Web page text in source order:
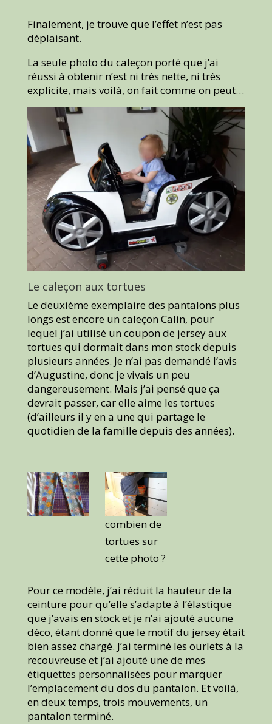
Finalement, je trouve que l’effet n’est pas
déplaisant.
La seule photo du caleçon porté que j’ai
réussi à obtenir n’est ni très nette, ni très
explicite, mais voilà, on fait comme on peut…
Le caleçon aux tortues
Le deuxième exemplaire des pantalons plus
longs est encore un caleçon Calin, pour
lequel j’ai utilisé un coupon de jersey aux
tortues qui dormait dans mon stock depuis
plusieurs années. Je n’ai pas demandé l’avis
d’Augustine, donc je vivais un peu
dangereusement. Mais j’ai pensé que ça
devrait passer, car elle aime les tortues
(d’ailleurs il y en a une qui partage le
quotidien de la famille depuis des années).
combien de
tortues sur
cette photo ?
Pour ce modèle, j’ai réduit la hauteur de la
ceinture pour qu’elle s’adapte à l’élastique
que j’avais en stock et je n’ai ajouté aucune
déco, étant donné que le motif du jersey était
bien assez chargé. J’ai terminé les ourlets à la
recouvreuse et j’ai ajouté une de mes
étiquettes personnalisées pour marquer
l’emplacement du dos du pantalon. Et voilà,
en deux temps, trois mouvements, un
pantalon terminé.